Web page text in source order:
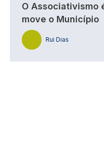
O Associativismo
move o Município
Rui Dias